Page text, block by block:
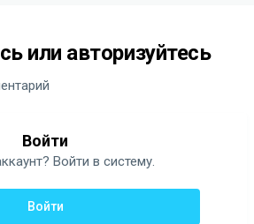
или авторизуйтесь
Войти
Войти в систему.
Войти